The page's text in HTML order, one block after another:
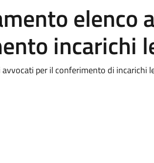
elenco
incarichi
per il conferimento di incarichi